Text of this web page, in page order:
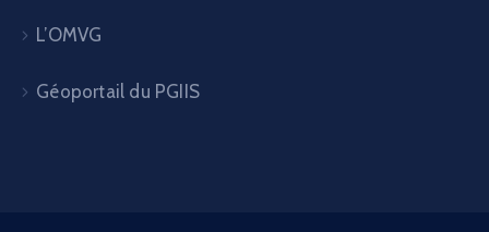
L’OMVG
Géoportail du PGIIS